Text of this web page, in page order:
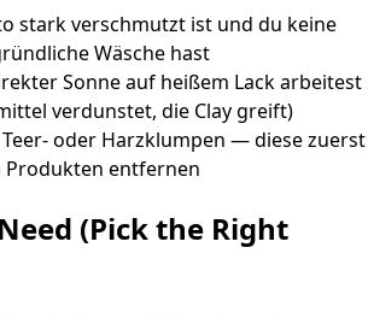
stark verschmutzt ist und du keine
Wäsche hast
Sonne auf heißem Lack arbeitest
verdunstet, die Clay greift)
oder Harzklumpen — diese zuerst
Produkten entfernen
(Pick the Right